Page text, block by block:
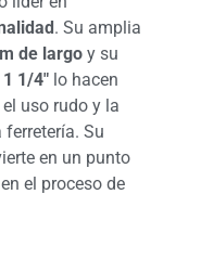
. Su amplia
de largo y su
1 1/4" lo hacen
uso rudo y la
Su
en un punto
el proceso de